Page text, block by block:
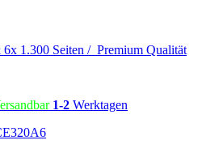
1.300 Seiten / Premium Qualität
1-2 Werktagen